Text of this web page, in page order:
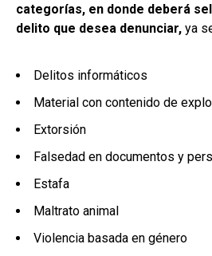
categorías, en donde deberá
delito que desea denunciar, ya
Delitos informáticos
Material con contenido de
Extorsión
Falsedad en documentos y
Estafa
Maltrato animal
Violencia basada en género